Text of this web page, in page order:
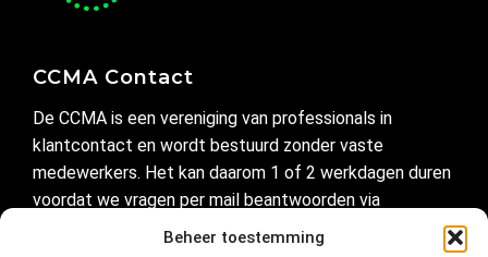
Beheer toestemming
CCMA Contact
De CCMA is een vereniging van professionals in
klantcontact en wordt bestuurd zonder vaste
medewerkers. Het kan daarom 1 of 2 werkdagen duren
voordat we vragen per mail beantwoorden via
secretariaat@ccma.nl